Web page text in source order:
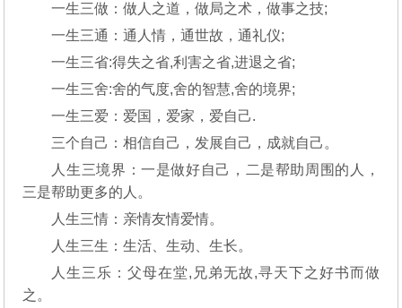
一生三做：做人之道，做局之术，做事之技;
一生三通：通人情，通世故，通礼仪;
一生三省:得失之省,利害之省,进退之省;
一生三舍:舍的气度,舍的智慧,舍的境界;
一生三爱：爱国，爱家，爱自己.
三个自己：相信自己，发展自己，成就自己。
人生三境界：一是做好自己，二是帮助周围的人，
三是帮助更多的人。
人生三情：亲情友情爱情。
人生三生：生活、生动、生长。
人生三乐：父母在堂,兄弟无故,寻天下之好书而做
之。